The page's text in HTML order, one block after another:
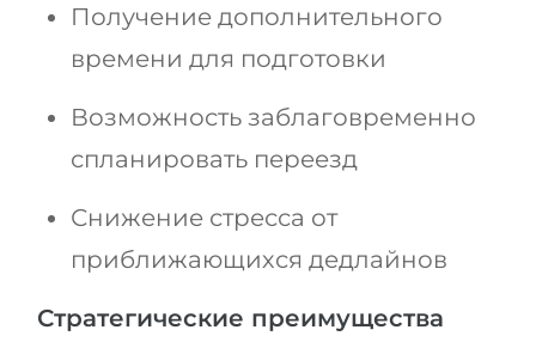
Получение дополнительного
времени для подготовки
Возможность заблаговременно
спланировать переезд
Снижение стресса от
приближающихся дедлайнов
Стратегические преимущества